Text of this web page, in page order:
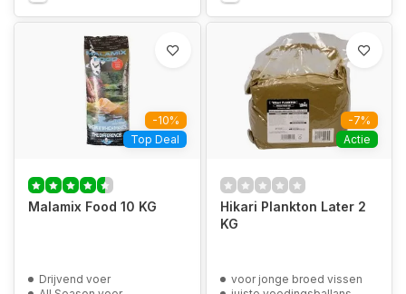
-10%
Top Deal
Malamix Food 10 KG
Drijvend voer
-7%
Actie
Hikari Plankton Later 2
KG
voor jonge broed vissen